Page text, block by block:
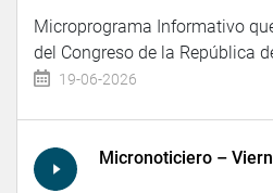
Microprograma Informativo
del Congreso de la República
19-06-2026
Micronoticiero –